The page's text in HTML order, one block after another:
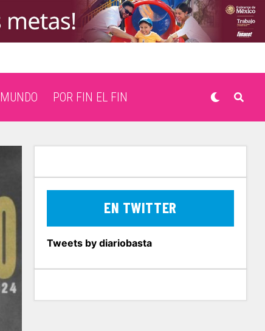
MUNDO POR FIN EL FIN
EN TWITTER
Tweets by diariobasta